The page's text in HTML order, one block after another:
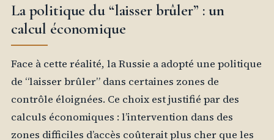
La politique du “laisser brûler” : un
calcul économique
Face à cette réalité, la Russie a adopté une politique
de “laisser brûler” dans certaines zones de
contrôle éloignées. Ce choix est justifié par des
calculs économiques : l’intervention dans des
zones difficiles d’accès coûterait plus cher que les